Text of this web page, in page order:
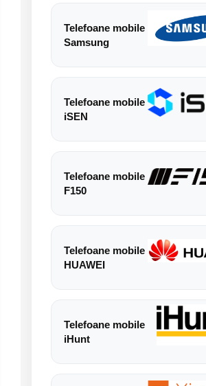
Telefoane mobile
Samsung
Telefoane mobile
iSEN
Telefoane mobile
F150
Telefoane mobile
HUAWEI
Telefoane mobile
iHunt